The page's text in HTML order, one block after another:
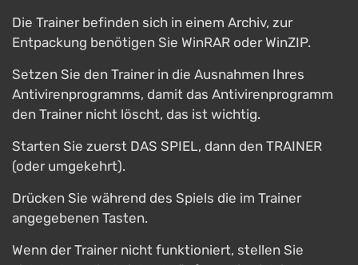
Die Trainer befinden sich in einem Archiv, zur
Entpackung benötigen Sie WinRAR oder WinZIP.
Setzen Sie den Trainer in die Ausnahmen Ihres
Antivirenprogramms, damit das Antivirenprogramm
den Trainer nicht löscht, das ist wichtig.
Starten Sie zuerst DAS SPIEL, dann den TRAINER
(oder umgekehrt).
Drücken Sie während des Spiels die im Trainer
angegebenen Tasten.
Wenn der Trainer nicht funktioniert, stellen Sie